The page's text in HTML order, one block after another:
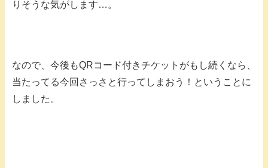
りそうな気がします…。
なので、今後もQRコード付きチケットがもし続くなら、
当たってる今回さっさと行ってしまおう！ということに
しました。